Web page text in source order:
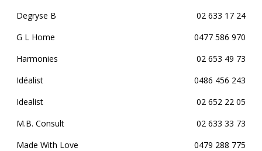
Degryse B
02 633 17 24
G L Home
0477 586 970
Harmonies
02 653 49 73
Idéalist
0486 456 243
Idealist
02 652 22 05
M.B. Consult
02 633 33 73
Made With Love
0479 288 775